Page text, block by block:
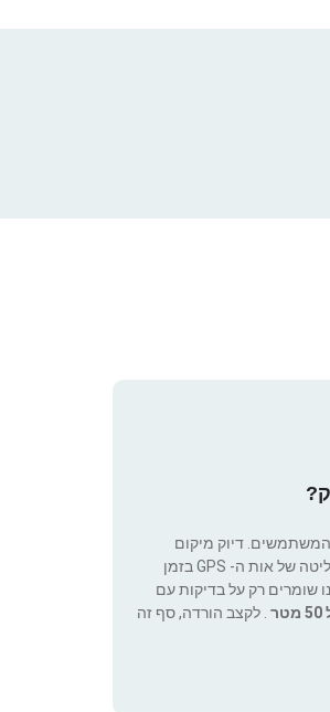
המשתמשים. דיוק מיקום
גיאוגרפי תלוי באיכות הקליטה של אות ה- GPS בזמן
שומרים רק על בדיקות עם
. לקצב הורדה, סף זה